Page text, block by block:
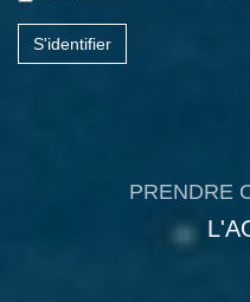
S'identifier
PRENDRE